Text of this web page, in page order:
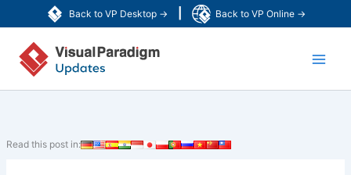
Back to VP Desktop → Back to VP Online →
au
contenu
Read this post in: